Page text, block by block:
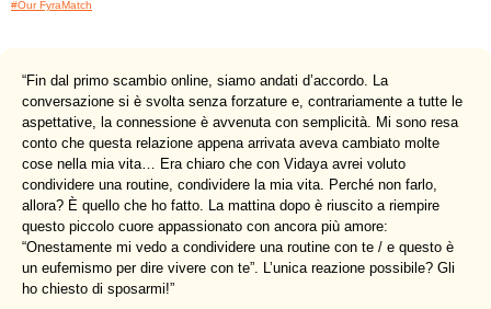
#Our FyraMatch
“Fin dal primo scambio online, siamo andati d’accordo. La
conversazione si è svolta senza forzature e, contrariamente a tutte le
aspettative, la connessione è avvenuta con semplicità. Mi sono resa
conto che questa relazione appena arrivata aveva cambiato molte
cose nella mia vita… Era chiaro che con Vidaya avrei voluto
condividere una routine, condividere la mia vita. Perché non farlo,
allora? È quello che ho fatto. La mattina dopo è riuscito a riempire
questo piccolo cuore appassionato con ancora più amore:
“Onestamente mi vedo a condividere una routine con te / e questo è
un eufemismo per dire vivere con te”. L’unica reazione possibile? Gli
ho chiesto di sposarmi!”